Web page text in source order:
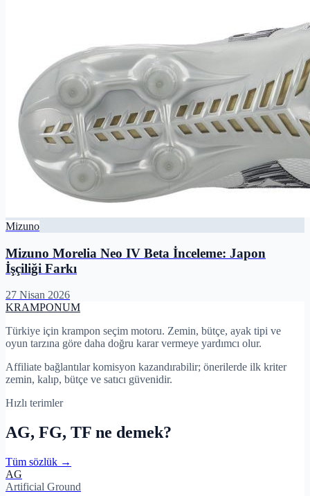
Mizuno
Mizuno Morelia Neo IV Beta İnceleme: Japon
İşçiliği Farkı
27 Nisan 2026
KRAMPONUM
Türkiye için krampon seçim motoru. Zemin, bütçe, ayak tipi ve
oyun tarzına göre daha doğru karar vermeye yardımcı olur.
Affiliate bağlantılar komisyon kazandırabilir; önerilerde ilk kriter
zemin, kalıp, bütçe ve satıcı güvenidir.
Hızlı terimler
AG, FG, TF ne demek?
Tüm sözlük →
AG
Artificial Ground